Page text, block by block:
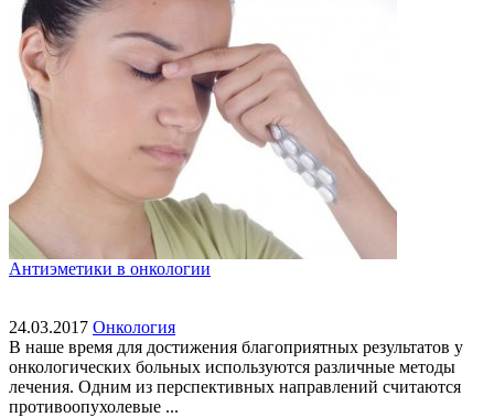
Антиэметики в онкологии
24.03.2017 Онкология
В наше время для достижения благоприятных результатов у
онкологических больных используются различные методы
лечения. Одним из перспективных направлений считаются
противоопухолевые ...